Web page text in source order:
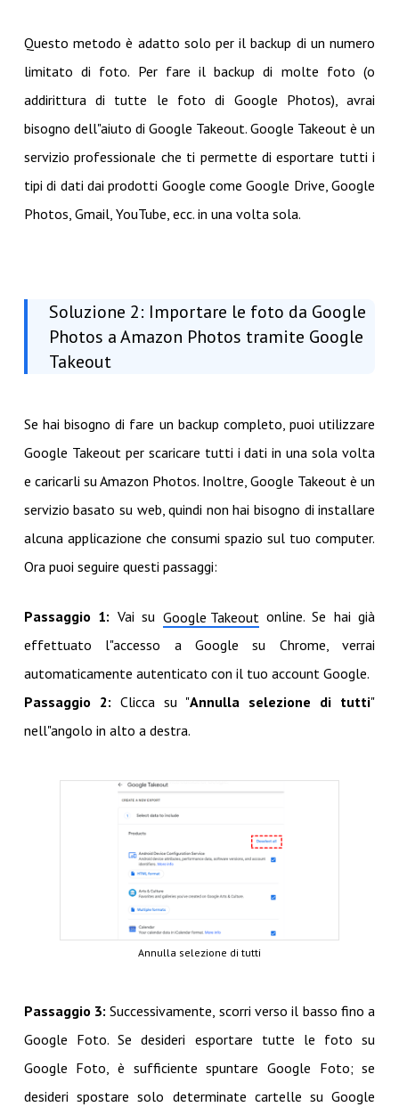
Questo metodo è adatto solo per il backup di un numero
limitato di foto. Per fare il backup di molte foto (o
addirittura di tutte le foto di Google Photos), avrai
bisogno dell"aiuto di Google Takeout. Google Takeout è un
servizio professionale che ti permette di esportare tutti i
tipi di dati dai prodotti Google come Google Drive, Google
Photos, Gmail, YouTube, ecc. in una volta sola.
Soluzione 2: Importare le foto da Google
Photos a Amazon Photos tramite Google
Takeout
Se hai bisogno di fare un backup completo, puoi utilizzare
Google Takeout per scaricare tutti i dati in una sola volta
e caricarli su Amazon Photos. Inoltre, Google Takeout è un
servizio basato su web, quindi non hai bisogno di installare
alcuna applicazione che consumi spazio sul tuo computer.
Ora puoi seguire questi passaggi:
Passaggio 1: Vai su Google Takeout online. Se hai già
effettuato l"accesso a Google su Chrome, verrai
automaticamente autenticato con il tuo account Google.
Passaggio 2: Clicca su "Annulla selezione di tutti"
nell"angolo in alto a destra.
Annulla selezione di tutti
Passaggio 3: Successivamente, scorri verso il basso fino a
Google Foto. Se desideri esportare tutte le foto su
Google Foto, è sufficiente spuntare Google Foto; se
desideri spostare solo determinate cartelle su Google